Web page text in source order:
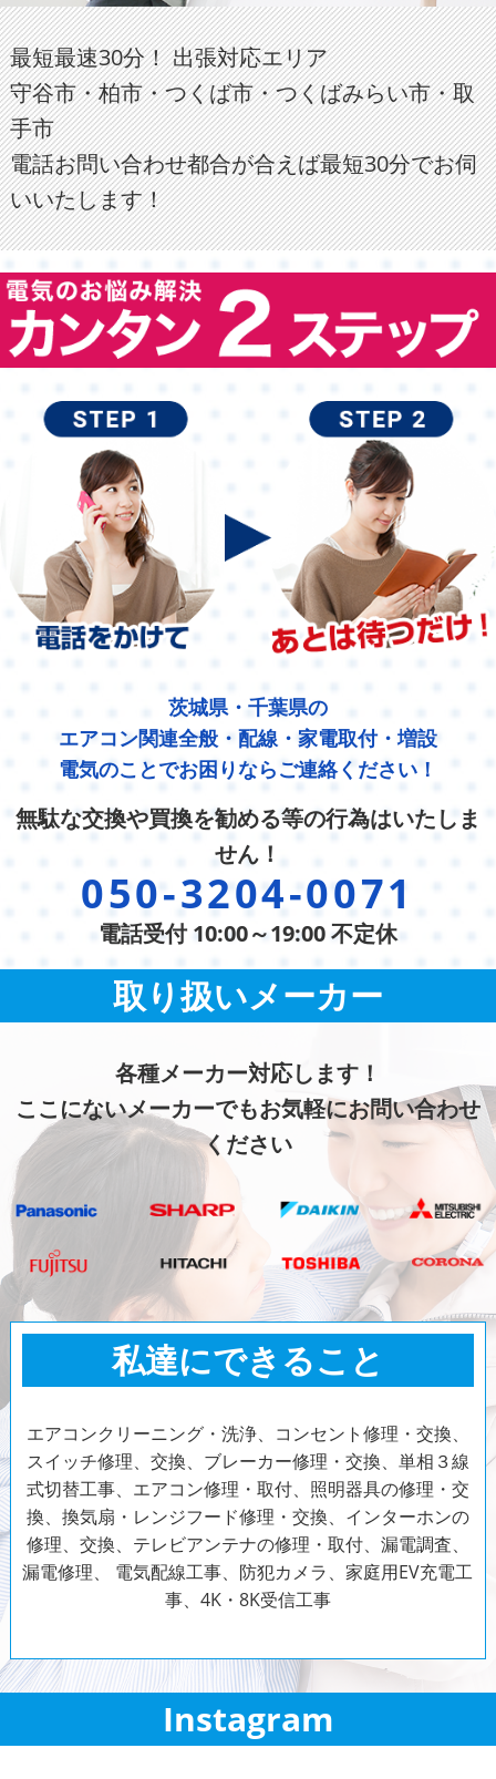
最短最速30分！ 出張対応エリア
守谷市・柏市・つくば市・つくばみらい市・取
手市
電話お問い合わせ都合が合えば最短30分でお伺
いいたします！
茨城県・千葉県の
エアコン関連全般・配線・家電取付・増設
電気のことでお困りならご連絡ください！
無駄な交換や買換を勧める等の行為はいたしま
せん！
050-3204-0071
電話受付 10:00～19:00 不定休
取り扱いメーカー
各種メーカー対応します！
ここにないメーカーでもお気軽にお問い合わせ
ください
私達にできること
エアコンクリーニング・洗浄、コンセント修理・交換、
スイッチ修理、交換、ブレーカー修理・交換、単相３線
式切替工事、エアコン修理・取付、照明器具の修理・交
換、換気扇・レンジフード修理・交換、インターホンの
修理、交換、テレビアンテナの修理・取付、漏電調査、
漏電修理、 電気配線工事、防犯カメラ、家庭用EV充電工
事、 4K・8K受信工事
Instagram